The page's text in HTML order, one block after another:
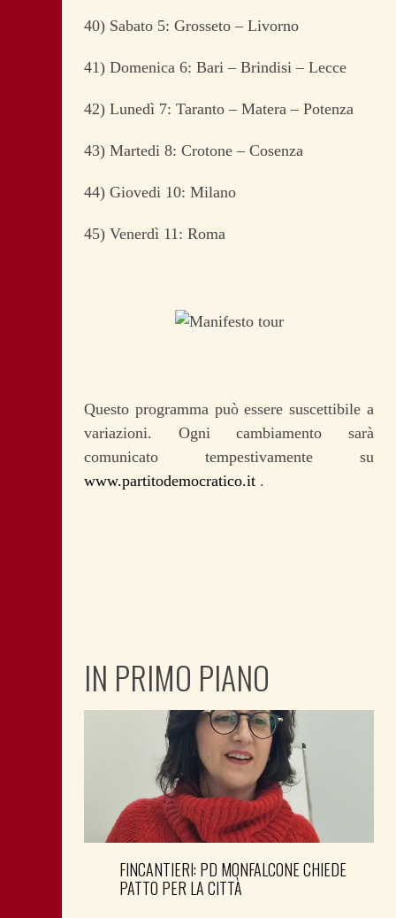
40) Sabato 5: Grosseto – Livorno
41) Domenica 6: Bari – Brindisi – Lecce
42) Lunedì 7: Taranto – Matera – Potenza
43) Martedi 8: Crotone – Cosenza
44) Giovedi 10: Milano
45) Venerdì 11: Roma
Questo programma può essere suscettibile a
variazioni. Ogni cambiamento sarà
comunicato tempestivamente su
www.partitodemocratico.it .
IN PRIMO PIANO
FINCANTIERI: PD MONFALCONE CHIEDE
PATTO PER LA CITTÀ